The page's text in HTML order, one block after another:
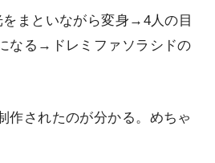
まといながら変身→4人の目
なる→ドレミファソラシドの
作されたのが分かる。めちゃ